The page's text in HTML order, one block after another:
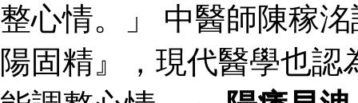
整心情。」 中醫師陳稼
陽固精』，現代醫學也